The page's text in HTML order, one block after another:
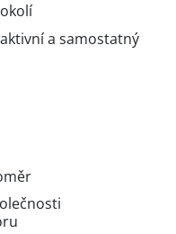
a samostatný